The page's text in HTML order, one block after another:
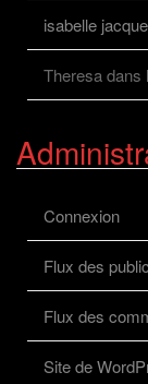
isabelle
Theresadans
Connexion
Flux des
Flux des
Site de